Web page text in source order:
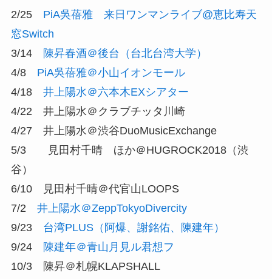
2/25 PiA吳蓓雅 来日ワンマンライブ@恵比寿天
窓Switch
3/14
陳昇春酒＠後台（台北台湾大学）
4/8 PiA吳蓓雅＠小山イオンモール
4/18 井上陽水＠六本木EXシアター
4/22 井上陽水＠クラブチッタ川崎
4/27 井上陽水＠渋谷DuoMusicExchange
5/3 見田村千晴 ほか＠HUGROCK2018（渋
谷）
6/10 見田村千晴＠代官山LOOPS
7/2 井上陽水＠ZeppTokyoDivercity
9/23 台湾PLUS（阿爆、謝銘佑、陳建年）
9/24
陳建年＠青山月見ル君想フ
10/3 陳昇＠札幌KLAPSHALL